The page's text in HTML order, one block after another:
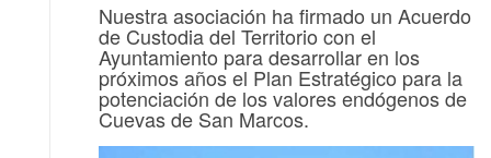
Nuestra asociación ha firmado un Acuerdo
de Custodia del Territorio con el
Ayuntamiento para desarrollar en los
próximos años el Plan Estratégico para la
potenciación de los valores endógenos de
Cuevas de San Marcos.